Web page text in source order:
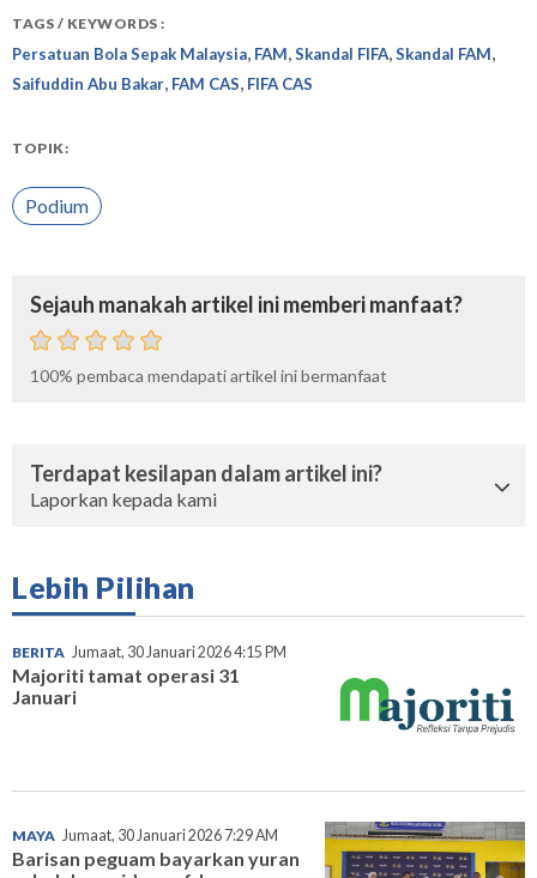
TAGS / KEYWORDS :
Persatuan Bola Sepak Malaysia, FAM,Skandal FIFA,Skandal FAM,
Saifuddin Abu Bakar, FAM CAS, FIFA CAS
TOPIK:
Podium
Sejauh manakah artikel ini memberi manfaat?
100% pembaca mendapati artikel ini bermanfaat
Terdapat kesilapan dalam artikel ini?
Laporkan kepada kami
Lebih Pilihan
BERITA Jumaat, 30 Januari 2026 4:15 PM
Majoriti tamat operasi 31
Januari
MAYA Jumaat, 30 Januari 2026 7:29 AM
Barisan peguam bayarkan yuran